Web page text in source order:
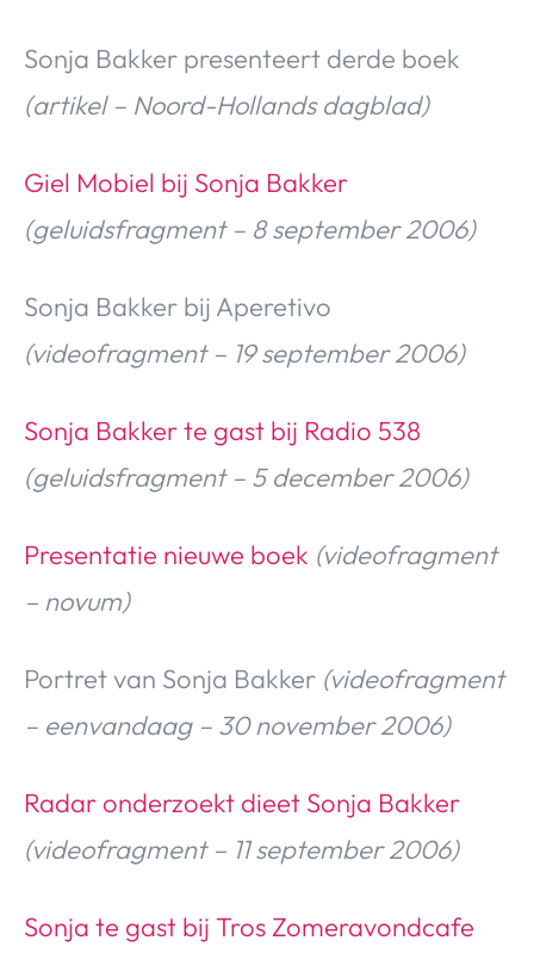
Sonja Bakker presenteert derde boek
(artikel – Noord-Hollands dagblad)
Giel Mobiel bij Sonja Bakker
(geluidsfragment – 8 september 2006)
Sonja Bakker bij Aperetivo
(videofragment – 19 september 2006)
Sonja Bakker te gast bij Radio 538
(geluidsfragment – 5 december 2006)
Presentatie nieuwe boek (videofragment
– novum)
Portret van Sonja Bakker (videofragment
– eenvandaag – 30 november 2006)
Radar onderzoekt dieet Sonja Bakker
(videofragment – 11 september 2006)
Sonja te gast bij Tros Zomeravondcafe